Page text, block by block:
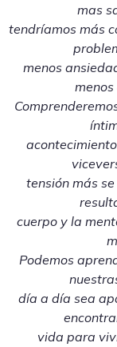
mas
tendríamos más
menos
tensión más
cuerpo y la
Podemos
día a día sea
vida para